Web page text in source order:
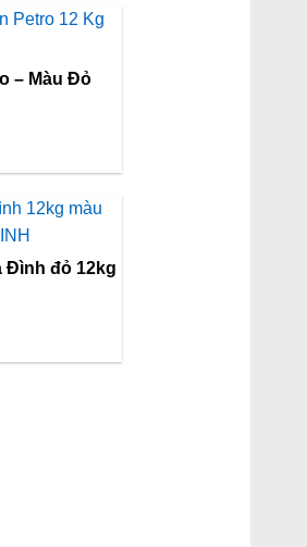
– Màu Đỏ
Đình đỏ 12kg